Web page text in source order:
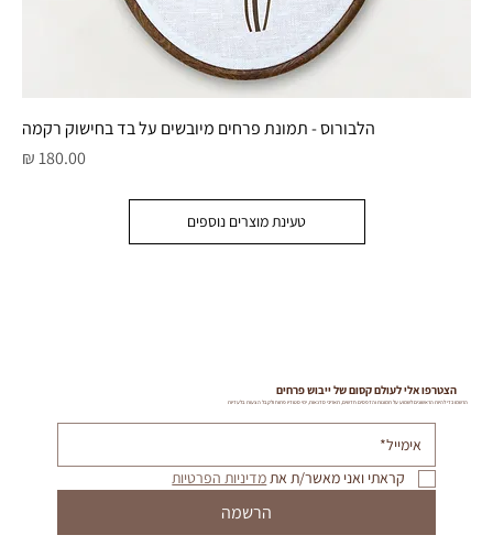
הלבורוס - תמונת פרחים מיובשים על בד בחישוק רקמה
מחיר
טעינת מוצרים נוספים
הצטרפו אלי לעולם קסום של ייבוש פרחים
הרשמו כדי להיות הראשונים לשמוע על תמונות והדפסים חדשים, תאריכי סדנאות, ימי סטודיו פתוח ולקבל הצעות בלעדיות
קראתי ואני מאשר/ת את מדיניות הפרטיות
הרשמה